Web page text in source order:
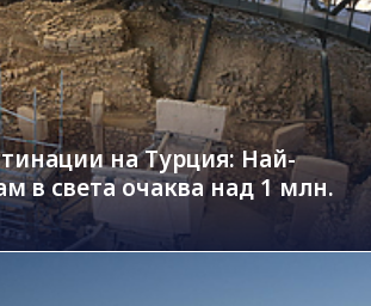
на Турция: Най-
в света очаква над 1 млн.